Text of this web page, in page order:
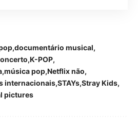
documentário musical
K-POP
música pop Netflix não
internacionais STAYs Stray Kids
pictures